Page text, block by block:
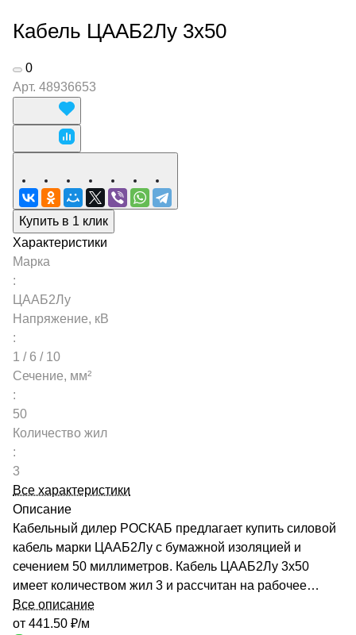
Кабель ЦААБ2Лу 3х50
0
Арт. 48936653
Купить в 1 клик
Характеристики
Марка
:
ЦААБ2Лу
Напряжение, кВ
:
1 / 6 / 10
Сечение, мм²
:
50
Количество жил
:
3
Все характеристики
Описание
Кабельный дилер РОСКАБ предлагает купить силовой
кабель марки ЦААБ2Лу с бумажной изоляцией и
сечением 50 миллиметров. Кабель ЦААБ2Лу 3х50
имеет количеством жил 3 и рассчитан на рабочее
напряжение до 1 киловольт. Качество продукции
подтверждено сертификатами производителей и
Все описание
от 441.50 ₽/м